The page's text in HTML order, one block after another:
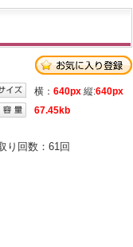
横： 640px 縦:640px
67.45kb
り回数： 61回